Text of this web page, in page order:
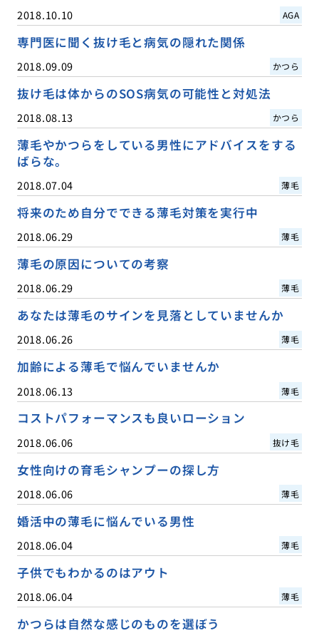
2018.10.10 AGA
専門医に聞く抜け毛と病気の隠れた関係
2018.09.09 かつら
抜け毛は体からのSOS病気の可能性と対処法
2018.08.13 かつら
薄毛やかつらをしている男性にアドバイスをする
ばらな。
2018.07.04 薄毛
将来のため自分でできる薄毛対策を実行中
2018.06.29 薄毛
薄毛の原因についての考察
2018.06.29 薄毛
あなたは薄毛のサインを見落としていませんか
2018.06.26 薄毛
加齢による薄毛で悩んでいませんか
2018.06.13 薄毛
コストパフォーマンスも良いローション
2018.06.06 抜け毛
女性向けの育毛シャンプーの探し方
2018.06.06 薄毛
婚活中の薄毛に悩んでいる男性
2018.06.04 薄毛
子供でもわかるのはアウト
2018.06.04 薄毛
かつらは自然な感じのものを選ぼう